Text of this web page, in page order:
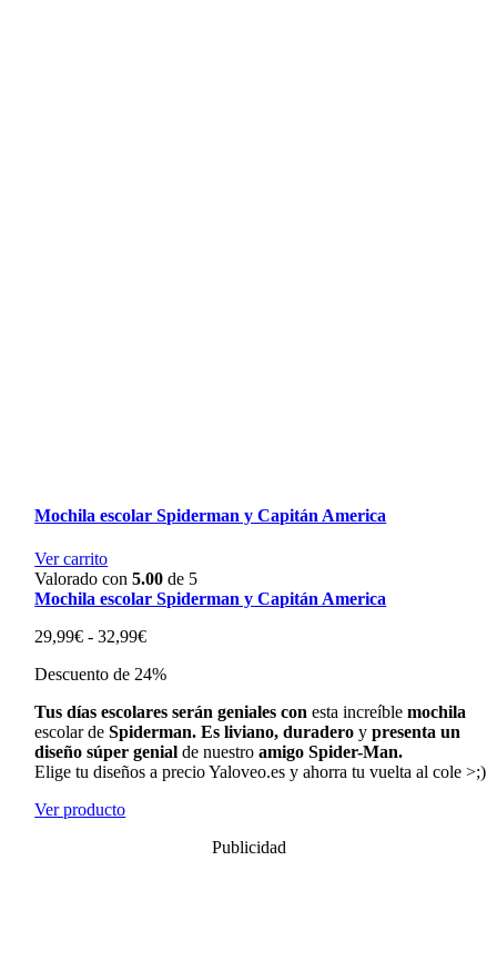
Mochila escolar Spiderman y Capitán America
Ver carrito
Valorado con5.00 de 5
Mochila escolar Spiderman y Capitán America
29,99€ - 32,99€Rango
precios:
29,99€
hasta
32,99€
Descuento de 24%
Tus días escolares serán geniales con esta increíble mochila
escolar de Spiderman. Es liviano, duradero y presenta un
diseño súper genial de nuestro amigo Spider-Man.
Elige tu diseños a precio Yaloveo.es y ahorra tu vuelta al cole >;)
Ver producto
Publicidad